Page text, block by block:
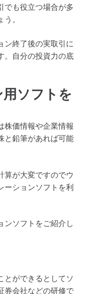
でも役立つ場合が多
。
ン終了後の実取引に
。自分の投資力の底
ソフトを
株価情報や企業情報
と鉛筆があれば可能
算が大変ですのでウ
ーションソフトを利
ンソフトをご紹介し
とができるとしてソ
券会社などの研修で